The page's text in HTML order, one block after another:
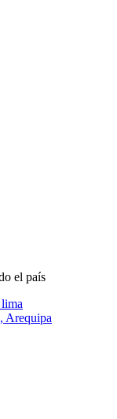
el país
Arequipa